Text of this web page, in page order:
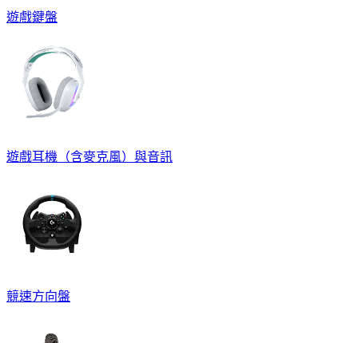
遊戲鍵盤
遊戲耳機（含麥克風）與音訊
競速方向盤